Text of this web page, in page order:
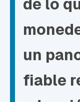
de lo
un
fiable